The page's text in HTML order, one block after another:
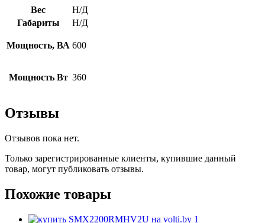
Вес
Н/Д
Габариты
Н/Д
Мощность, ВА 600
Мощность Вт 360
Отзывы
Отзывов пока нет.
Только зарегистрированные клиенты, купившие данный
товар, могут публиковать отзывы.
Похожие товары